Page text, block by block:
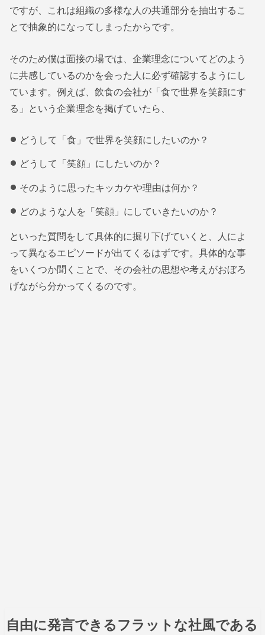
ですが、これは組織の多様な人の共通部分を抽出するこ
とで抽象的になってしまったからです。
そのため僕は面接の場では、企業理念についてどのよう
に共感しているのかを会った人に必ず確認するようにし
ています。例えば、飲食の会社が「食で世界を笑顔にす
る」という企業理念を掲げていたら、
どうして「食」で世界を笑顔にしたいのか？
どうして「笑顔」にしたいのか？
そのように思ったキッカケや理由は何か？
どのような人を「笑顔」にしていきたいのか？
といった質問をして具体的に掘り下げていくと、人によ
って異なるエピソードが出てくるはずです。具体的な事
をいくつか聞くことで、その会社の思想や考えがおぼろ
げながら分かってくるのです。
自由に発言できるフラットな社風である